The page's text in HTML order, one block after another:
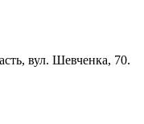
вул. Шевченка, 70.